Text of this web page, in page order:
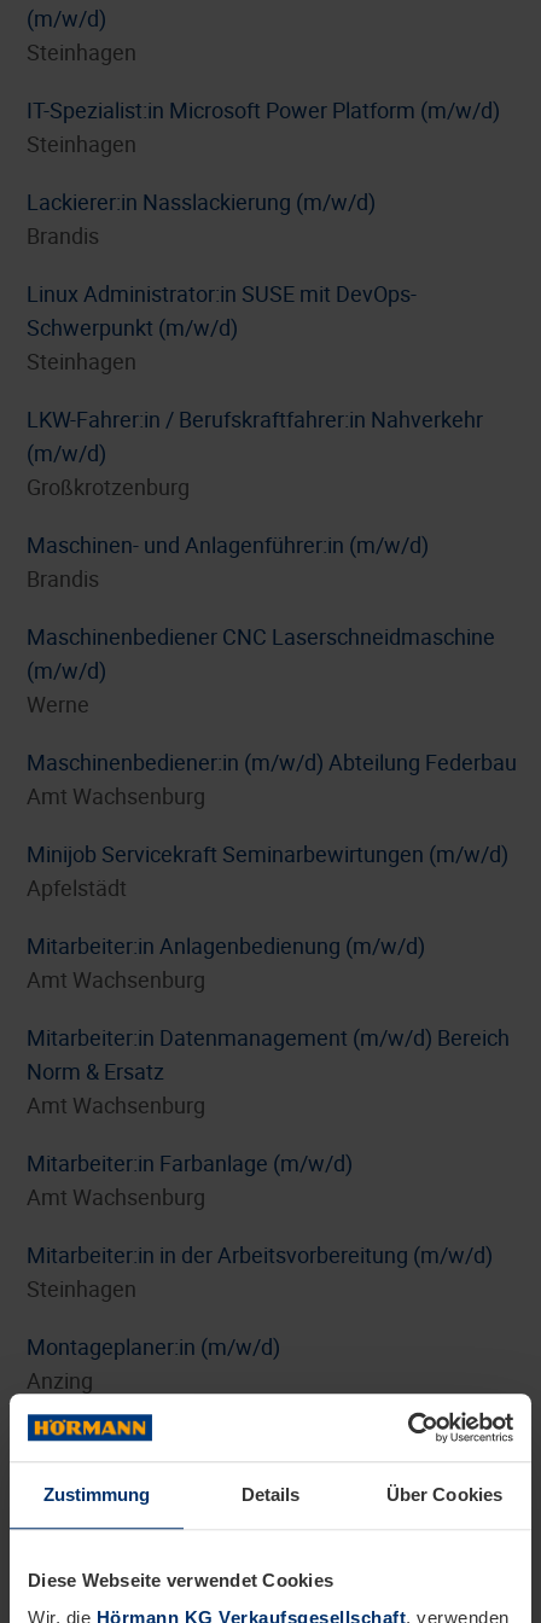
Zustimmung Details Über Cookies
Diese Webseite verwendet Cookies
Wir, die Hörmann KG Verkaufsgesellschaft, verwenden
(m/w/d)
Steinhagen
IT-Spezialist:in Microsoft Power Platform (m/w/d)
Steinhagen
Lackierer:in Nasslackierung (m/w/d)
Brandis
Linux Administrator:in SUSE mit DevOps-
Schwerpunkt (m/w/d)
Steinhagen
LKW-Fahrer:in / Berufskraftfahrer:in Nahverkehr
(m/w/d)
Großkrotzenburg
Maschinen- und Anlagenführer:in (m/w/d)
Brandis
Maschinenbediener CNC Laserschneidmaschine
(m/w/d)
Werne
Maschinenbediener:in (m/w/d) Abteilung Federbau
Amt Wachsenburg
Minijob Servicekraft Seminarbewirtungen (m/w/d)
Apfelstädt
Mitarbeiter:in Anlagenbedienung (m/w/d)
Amt Wachsenburg
Mitarbeiter:in Datenmanagement (m/w/d) Bereich
Norm & Ersatz
Amt Wachsenburg
Mitarbeiter:in Farbanlage (m/w/d)
Amt Wachsenburg
Mitarbeiter:in in der Arbeitsvorbereitung (m/w/d)
Steinhagen
Montageplaner:in (m/w/d)
Anzing
Personalreferent:in Benefits und HR-Marketing
(m/w/d)
Steinhagen